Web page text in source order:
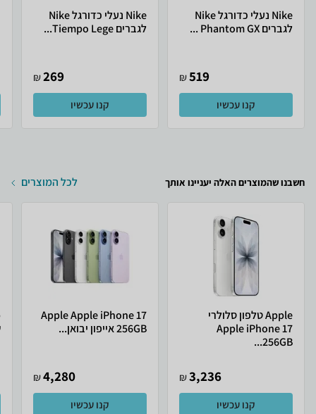
Nike נעלי כדורגל Nike
לגברים Phantom GX ...
519
₪
קנו עכשיו
Nike נעלי כדורגל Nike
לגברים Tiempo Lege...
269
₪
קנו עכשיו
חשבנו שהמוצרים האלה יעניינו אותך לכל המוצרים
Apple טלפון סלולרי
Apple iPhone 17
256GB...
3,236
₪
קנו עכשיו
Apple Apple iPhone 17
256GB אייפון יבואן...
4,280
₪
קנו עכשיו